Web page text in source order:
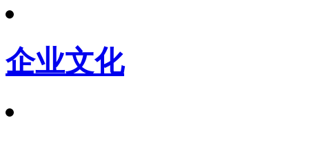
企业文化